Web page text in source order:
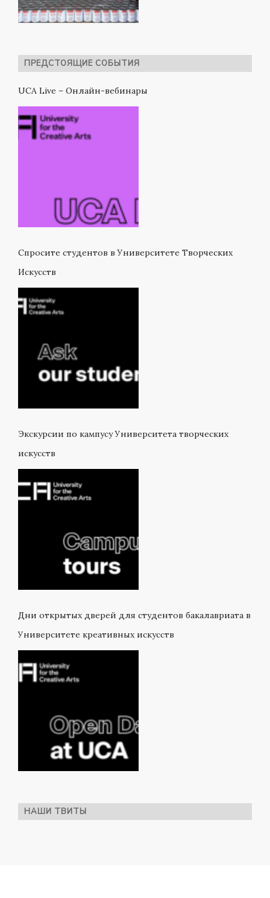
ПРЕДСТОЯЩИЕ СОБЫТИЯ
UCA Live – Онлайн-вебинары
Спросите студентов в Университете Творческих
Искусств
Экскурсии по кампусу Университета творческих
искусств
Дни открытых дверей для студентов бакалавриата в
Университете креативных искусств
НАШИ ТВИТЫ